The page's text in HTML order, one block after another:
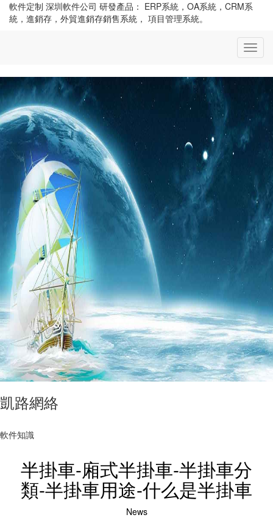
軟件定制 深圳軟件公司 研發產品： ERP系統，OA系統，CRM系
統，進銷存，外貿進銷存銷售系統， 項目管理系統。
凱路網絡
軟件知識
半掛車-廂式半掛車-半掛車分
類-半掛車用途-什么是半掛車
News